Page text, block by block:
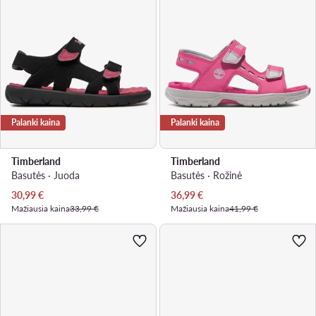
Palanki kaina
Timberland
Basutės · Juoda
Dabartinė kaina
30,99€
Mažiausia kaina33,99 €
Palanki kaina
Timberland
Basutės · Rožinė
Dabartinė kaina
36,99€
Mažiausia kaina41,99 €